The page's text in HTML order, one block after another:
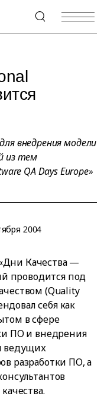
+7 (495) 967-80-80
внедрения модели
из тем
QA Days Europe»
2004
Качества —
проводится под
(Quality
себя как
в сфере
ПО и внедрения
ведущих
разработки ПО, а